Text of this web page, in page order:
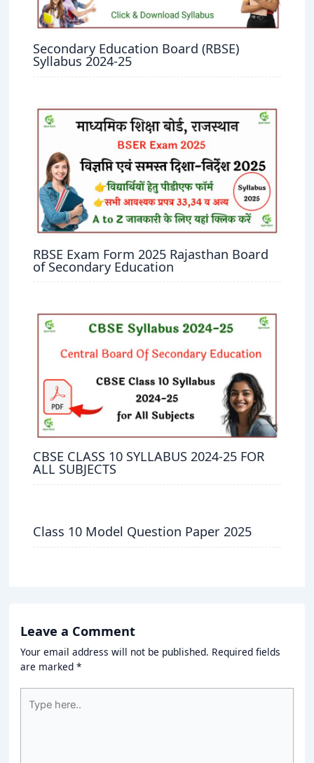
Secondary Education Board (RBSE)
Syllabus 2024-25
RBSE Exam Form 2025 Rajasthan Board
of Secondary Education
CBSE CLASS 10 SYLLABUS 2024-25 FOR
ALL SUBJECTS
Class 10 Model Question Paper 2025
Leave a Comment
Your email address will not be published. Required fields
are marked *
here..